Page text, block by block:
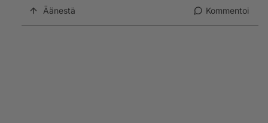
Äänestä Kommentoi